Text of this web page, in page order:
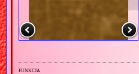
funkcja